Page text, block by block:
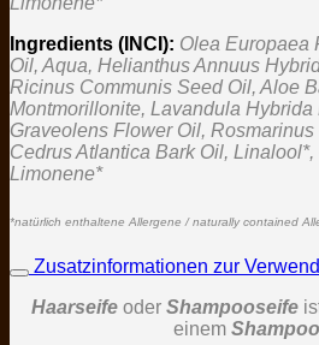
Ingredients (INCI): Olea Europaea
Oil, Aqua, Helianthus Annuus
Ricinus Communis Seed Oil, Aloe
Montmorillonite, Lavandula
Graveolens Flower Oil,
Cedrus Atlantica Bark Oil,
Limonene*
*natürlich enthaltene Allergene / naturally contained
Zusatzinformationen zur
Haarseifeoder Shampooseife
einem